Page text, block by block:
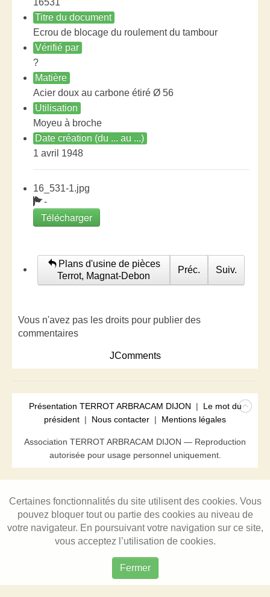
16531
Titre du document
Ecrou de blocage du roulement du tambour
Vérifié par
?
Matière
Acier doux au carbone étiré Ø 56
Utilisation
Moyeu à broche
Date création (du ... au ...)
1 avril 1948
16_531-1.jpg
-
Télécharger
Plans d'usine de pièces
Terrot, Magnat-Debon
Préc. Suiv.
Vous n'avez pas les droits pour publier des
commentaires
JComments
Présentation TERROT ARBRACAM DIJON | Le mot du
président | Nous contacter | Mentions légales
Association TERROT ARBRACAM DIJON — Reproduction
autorisée pour usage personnel uniquement.
Certaines fonctionnalités du site utilisent des cookies. Vous
pouvez bloquer tout ou partie des cookies au niveau de
votre navigateur. En poursuivant votre navigation sur ce site,
vous acceptez l’utilisation de cookies.
Fermer